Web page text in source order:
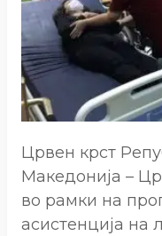
Црвен крст
Македонија –
во рамки на
асистенција на